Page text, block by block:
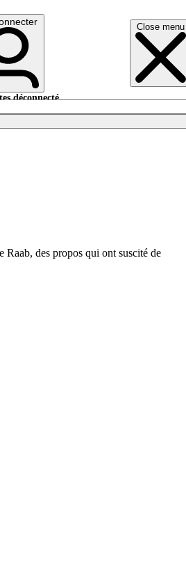
Close menu
déconnecté.
Raab, des propos qui ont suscité de